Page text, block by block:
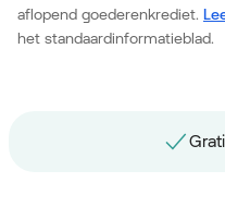
aflopend goederenkrediet.
het standaardinformatieblad.
Gratis